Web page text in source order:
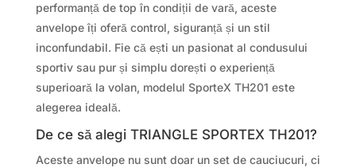
performanță de top în condiții de vară, aceste
anvelope îți oferă control, siguranță și un stil
inconfundabil. Fie că ești un pasionat al condusului
sportiv sau pur și simplu dorești o experiență
superioară la volan, modelul SporteX TH201 este
alegerea ideală.
De ce să alegi TRIANGLE SPORTEX TH201?
Aceste anvelope nu sunt doar un set de cauciucuri, ci